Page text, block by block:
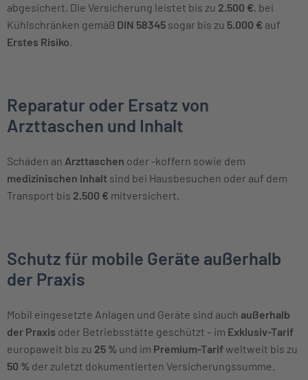
abgesichert. Die Versicherung leistet bis zu 2.500 €, bei
Kühlschränken gemäß DIN 58345 sogar bis zu 5.000 € auf
Erstes Risiko.
Reparatur oder Ersatz von
Arzttaschen und Inhalt
Schäden an Arzttaschen oder -koffern sowie dem
medizinischen Inhalt sind bei Hausbesuchen oder auf dem
Transport bis 2.500 € mitversichert.
Schutz für mobile Geräte außerhalb
der Praxis
Mobil eingesetzte Anlagen und Geräte sind auch außerhalb
der Praxis oder Betriebsstätte geschützt – im Exklusiv-Tarif
europaweit bis zu 25 % und im Premium-Tarifweltweit bis zu
50 % der zuletzt dokumentierten Versicherungssumme.